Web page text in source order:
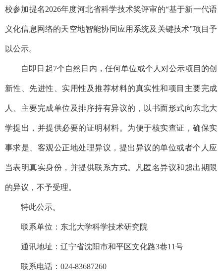
校参加提名2026年度河北省科学技术奖评审的“基于新一代语
义化信息网络的天空地智能协同应用系统及关键技术”项目予
以公示。
自即日起7个自然日内，任何单位或个人对公示项目的创
新性、先进性、实用性及推荐材料的真实性和项目主要完成
人、主要完成单位及排序持有异议的，以书面形式向东北大
学提出，并提供必要的证明材料。为便于核实查证，确保实
事求是、客观公正地处理异议，提出异议的单位或者个人应
当表明真实身份，并提供联系方式。凡匿名异议和超出期限
的异议，不予受理。
特此公示。
联系单位：东北大学科学技术研究院
通讯地址：辽宁省沈阳市和平区文化路3巷11号
联系电话：024-83687260